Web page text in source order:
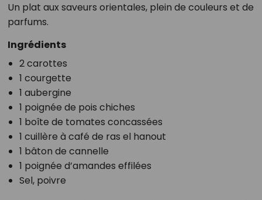
Un plat aux saveurs orientales, plein de couleurs et de
parfums.
Ingrédients
2 carottes
1 courgette
1 aubergine
1 poignée de pois chiches
1 boîte de tomates concassées
1 cuillère à café de ras el hanout
1 bâton de cannelle
1 poignée d’amandes effilées
Sel, poivre